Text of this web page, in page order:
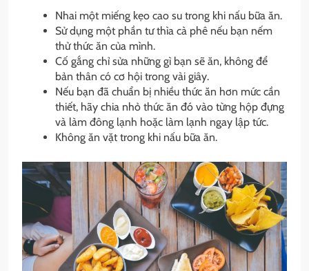
Nhai một miếng kẹo cao su trong khi nấu bữa ăn.
Sử dụng một phần tư thìa cà phê nếu bạn nếm
thử thức ăn của mình.
Cố gắng chỉ sửa những gì bạn sẽ ăn, không để
bản thân có cơ hội trong vài giây.
Nếu bạn đã chuẩn bị nhiều thức ăn hơn mức cần
thiết, hãy chia nhỏ thức ăn đó vào từng hộp đựng
và làm đông lạnh hoặc làm lạnh ngay lập tức.
Không ăn vặt trong khi nấu bữa ăn.